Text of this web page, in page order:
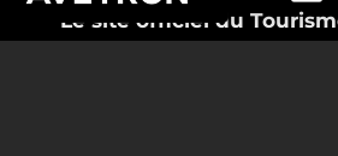
Le site officiel du